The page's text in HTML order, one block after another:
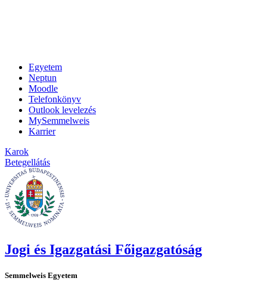
Egyetem
Neptun
Moodle
Telefonkönyv
Outlook levelezés
MySemmelweis
Karrier
Karok
Betegellátás
Jogi és Igazgatási Főigazgatóság
Semmelweis Egyetem